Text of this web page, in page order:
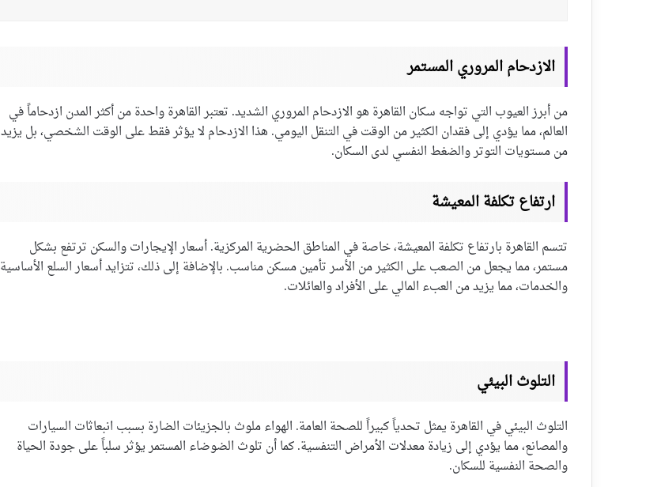
الازدحام المروري المستمر
من أبرز العيوب التي تواجه سكان القاهرة هو الازدحام المروري الشديد. تعتبر القاهرة واحدة من أكثر المدن ازدحاماً في
العالم، مما يؤدي إلى فقدان الكثير من الوقت في التنقل اليومي. هذا الازدحام لا يؤثر فقط على الوقت الشخصي، بل يزيد
من مستويات التوتر والضغط النفسي لدى السكان.
ارتفاع تكلفة المعيشة
تتسم القاهرة بارتفاع تكلفة المعيشة، خاصة في المناطق الحضرية المركزية. أسعار الإيجارات والسكن ترتفع بشكل
مستمر، مما يجعل من الصعب على الكثير من الأسر تأمين مسكن مناسب. بالإضافة إلى ذلك، تتزايد أسعار السلع الأساسية
والخدمات، مما يزيد من العبء المالي على الأفراد والعائلات.
التلوث البيئي
التلوث البيئي في القاهرة يمثل تحدياً كبيراً للصحة العامة. الهواء ملوث بالجزيئات الضارة بسبب انبعاثات السيارات
والمصانع، مما يؤدي إلى زيادة معدلات الأمراض التنفسية. كما أن تلوث الضوضاء المستمر يؤثر سلباً على جودة الحياة
والصحة النفسية للسكان.